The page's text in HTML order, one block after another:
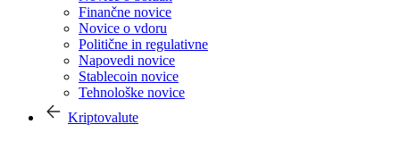
Finančne novice
Novice o vdoru
Politične in regulativne
Napovedi novice
Stablecoin novice
Tehnološke novice
Kriptovalute